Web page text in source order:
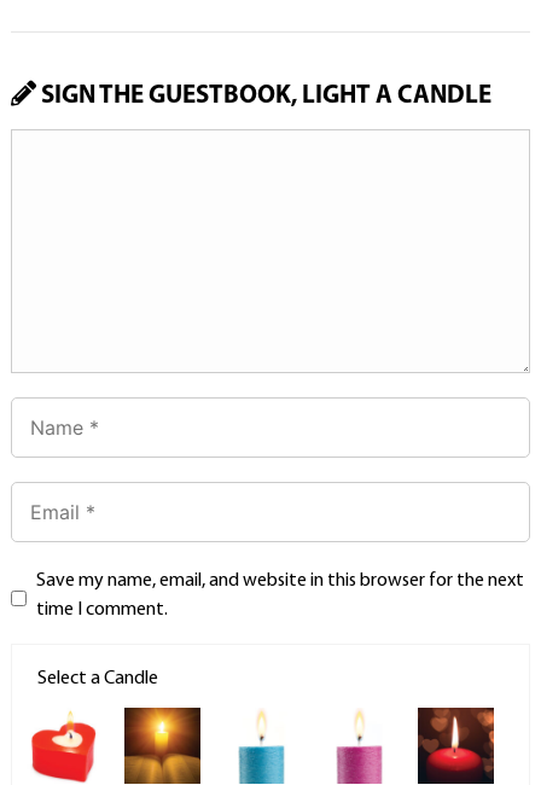
SIGN THE GUESTBOOK, LIGHT A CANDLE
Save my name, email, and website in this browser for the next
time I comment.
Select a Candle